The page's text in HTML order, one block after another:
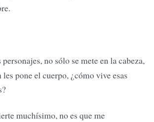
personajes, no sólo se mete en la cabeza,
pone el cuerpo, ¿cómo vive esas
muchísimo, no es que me